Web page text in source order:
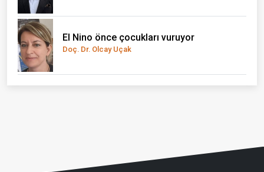
El Nino önce çocukları vuruyor
Doç. Dr. Olcay Uçak